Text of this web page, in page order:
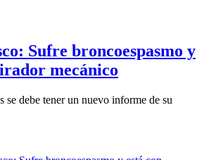
Sufre broncoespasmo y
mecánico
se debe tener un nuevo informe de su